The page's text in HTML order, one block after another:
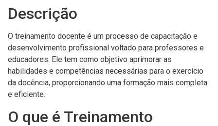
Descrição
O treinamento docente é um processo de capacitação e
desenvolvimento profissional voltado para professores e
educadores. Ele tem como objetivo aprimorar as
habilidades e competências necessárias para o exercício
da docência, proporcionando uma formação mais completa
e eficiente.
O que é Treinamento